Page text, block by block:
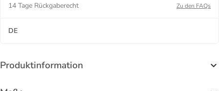
14 Tage Rückgaberecht
Zu den FAQs
DE
Produktinformation